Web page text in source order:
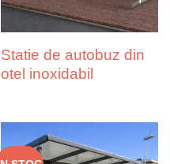
Statie de autobuz din
otel inoxidabil